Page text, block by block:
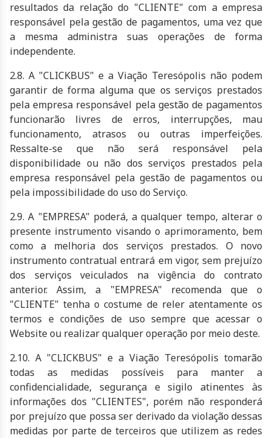
resultados da relação do "CLIENTE" com a empresa
responsável pela gestão de pagamentos, uma vez que
a mesma administra suas operações de forma
independente.
2.8. A "CLICKBUS" e a Viação Teresópolis não podem
garantir de forma alguma que os serviços prestados
pela empresa responsável pela gestão de pagamentos
funcionarão livres de erros, interrupções, mau
funcionamento, atrasos ou outras imperfeições.
Ressalte-se que não será responsável pela
disponibilidade ou não dos serviços prestados pela
empresa responsável pela gestão de pagamentos ou
pela impossibilidade do uso do Serviço.
2.9. A "EMPRESA" poderá, a qualquer tempo, alterar o
presente instrumento visando o aprimoramento, bem
como a melhoria dos serviços prestados. O novo
instrumento contratual entrará em vigor, sem prejuízo
dos serviços veiculados na vigência do contrato
anterior. Assim, a "EMPRESA" recomenda que o
"CLIENTE" tenha o costume de reler atentamente os
termos e condições de uso sempre que acessar o
Website ou realizar qualquer operação por meio deste.
2.10. A "CLICKBUS" e a Viação Teresópolis tomarão
todas as medidas possíveis para manter a
confidencialidade, segurança e sigilo atinentes às
informações dos "CLIENTES", porém não responderá
por prejuízo que possa ser derivado da violação dessas
medidas por parte de terceiros que utilizem as redes